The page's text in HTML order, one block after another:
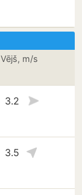
Vējš, m/s
3.2
3.5